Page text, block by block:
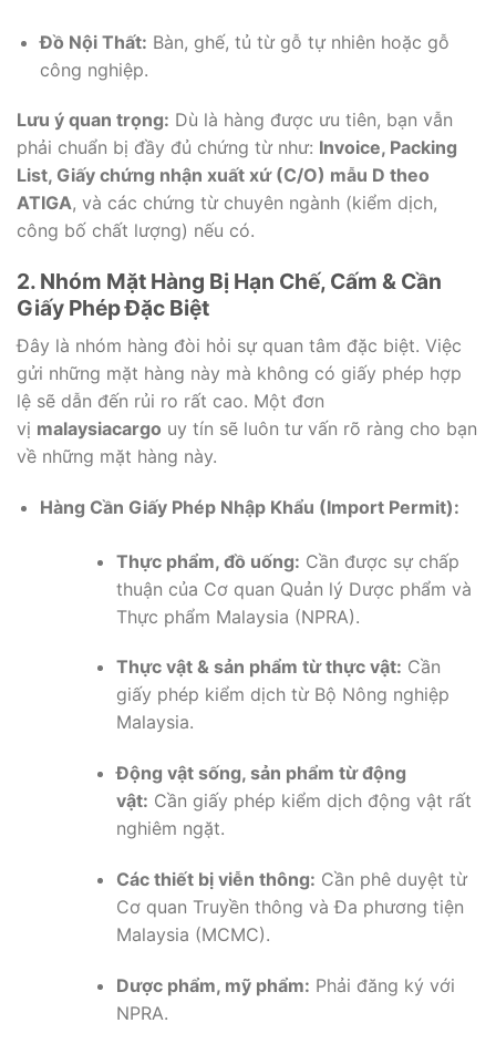
Đồ Nội Thất: Bàn, ghế, tủ từ gỗ tự nhiên hoặc gỗ
công nghiệp.
Lưu ý quan trọng: Dù là hàng được ưu tiên, bạn vẫn
phải chuẩn bị đầy đủ chứng từ như: Invoice, Packing
List, Giấy chứng nhận xuất xứ (C/O) mẫu D theo
ATIGA, và các chứng từ chuyên ngành (kiểm dịch,
công bố chất lượng) nếu có.
2. Nhóm Mặt Hàng Bị Hạn Chế, Cấm & Cần
Giấy Phép Đặc Biệt
Đây là nhóm hàng đòi hỏi sự quan tâm đặc biệt. Việc
gửi những mặt hàng này mà không có giấy phép hợp
lệ sẽ dẫn đến rủi ro rất cao. Một đơn
vị malaysiacargo uy tín sẽ luôn tư vấn rõ ràng cho bạn
về những mặt hàng này.
Hàng Cần Giấy Phép Nhập Khẩu (Import Permit):
Thực phẩm, đồ uống: Cần được sự chấp
thuận của Cơ quan Quản lý Dược phẩm và
Thực phẩm Malaysia (NPRA).
Thực vật & sản phẩm từ thực vật: Cần
giấy phép kiểm dịch từ Bộ Nông nghiệp
Malaysia.
Động vật sống, sản phẩm từ động
vật: Cần giấy phép kiểm dịch động vật rất
nghiêm ngặt.
Các thiết bị viễn thông: Cần phê duyệt từ
Cơ quan Truyền thông và Đa phương tiện
Malaysia (MCMC).
Dược phẩm, mỹ phẩm: Phải đăng ký với
NPRA.